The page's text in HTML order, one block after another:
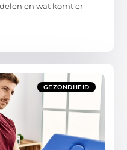
en wat komt er
GEZONDHEID